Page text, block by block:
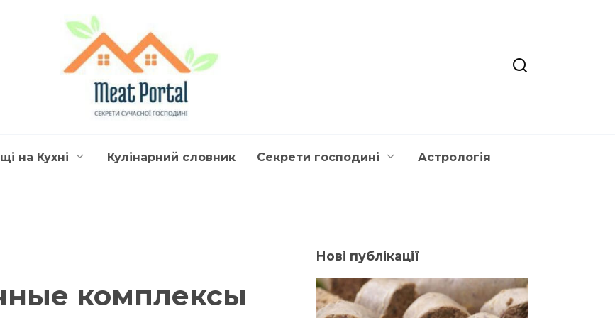
на Кухні Кулінарний словник Секрети господині Астрологія
комплексы
Нові публікації